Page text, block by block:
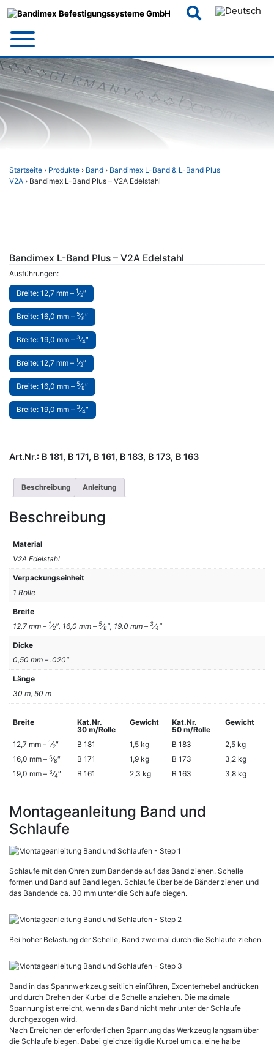
Startseite › Produkte › Band › Bandimex L-Band & L-Band Plus
V2A › Bandimex L-Band Plus – V2A Edelstahl
Bandimex L-Band Plus – V2A Edelstahl
Ausführungen:
Breite: 12,7 mm – 1⁄2″
Breite: 16,0 mm – 5⁄8″
Breite: 19,0 mm – 3⁄4″
Breite: 12,7 mm – 1⁄2″
Breite: 16,0 mm – 5⁄8″
Breite: 19,0 mm – 3⁄4″
Art.Nr.: B 181, B 171, B 161, B 183, B 173, B 163
Beschreibung Anleitung
Beschreibung
Material
V2A Edelstahl
Verpackungseinheit
1 Rolle
Breite
12,7 mm – 1⁄2″, 16,0 mm – 5⁄8″, 19,0 mm – 3⁄4″
Dicke
0,50 mm – .020″
Länge
30 m, 50 m
Breite
Kat.Nr.
30 m/Rolle
Gewicht
Kat.Nr.
50 m/Rolle
Gewicht
12,7 mm – 1⁄2″ B 181 1,5 kg B 183
2,5 kg
16,0 mm – 5⁄8″ B 171 1,9 kg B 173
3,2 kg
19,0 mm – 3⁄4″ B 161 2,3 kg B 163 3,8 kg
Montageanleitung Band und
Schlaufe
Schlaufe mit den Ohren zum Bandende auf das Band ziehen. Schelle
formen und Band auf Band legen. Schlaufe über beide Bänder ziehen und
das Bandende ca. 30 mm unter die Schlaufe biegen.
Bei hoher Belastung der Schelle, Band zweimal durch die Schlaufe ziehen.
Band in das Spannwerkzeug seitlich einführen, Excenterhebel andrücken
und durch Drehen der Kurbel die Schelle anziehen. Die maximale
Spannung ist erreicht, wenn das Band nicht mehr unter der Schlaufe
durchgezogen wird.
Nach Erreichen der erforderlichen Spannung das Werkzeug langsam über
die Schlaufe biegen. Dabei gleichzeitig die Kurbel um ca. eine halbe